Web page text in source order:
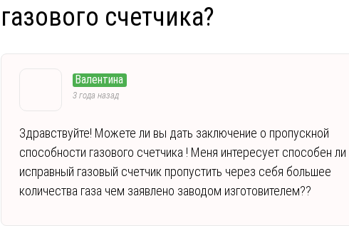
газового счетчика?
Валентина
3 года назад
Здравствуйте! Можете ли вы дать заключение о пропускной
способности газового счетчика ! Меня интересует способен ли
исправный газовый счетчик пропустить через себя большее
количества газа чем заявлено заводом изготовителем??